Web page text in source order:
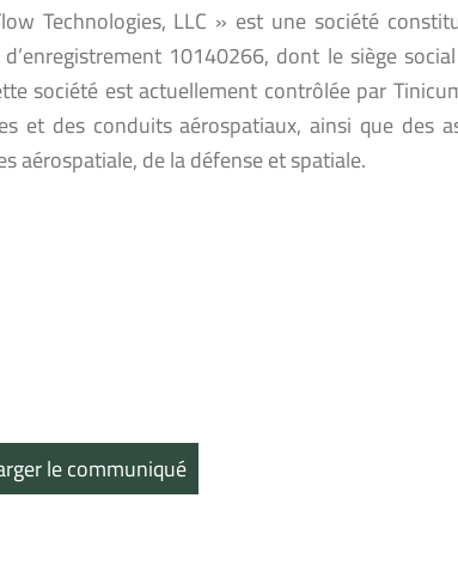
Technologies, LLC » est une société
10140266, dont le siège
société est actuellement contrôlée par
et des conduits aérospatiaux, ainsi que des
aérospatiale, de la défense et spatiale.
le communiqué